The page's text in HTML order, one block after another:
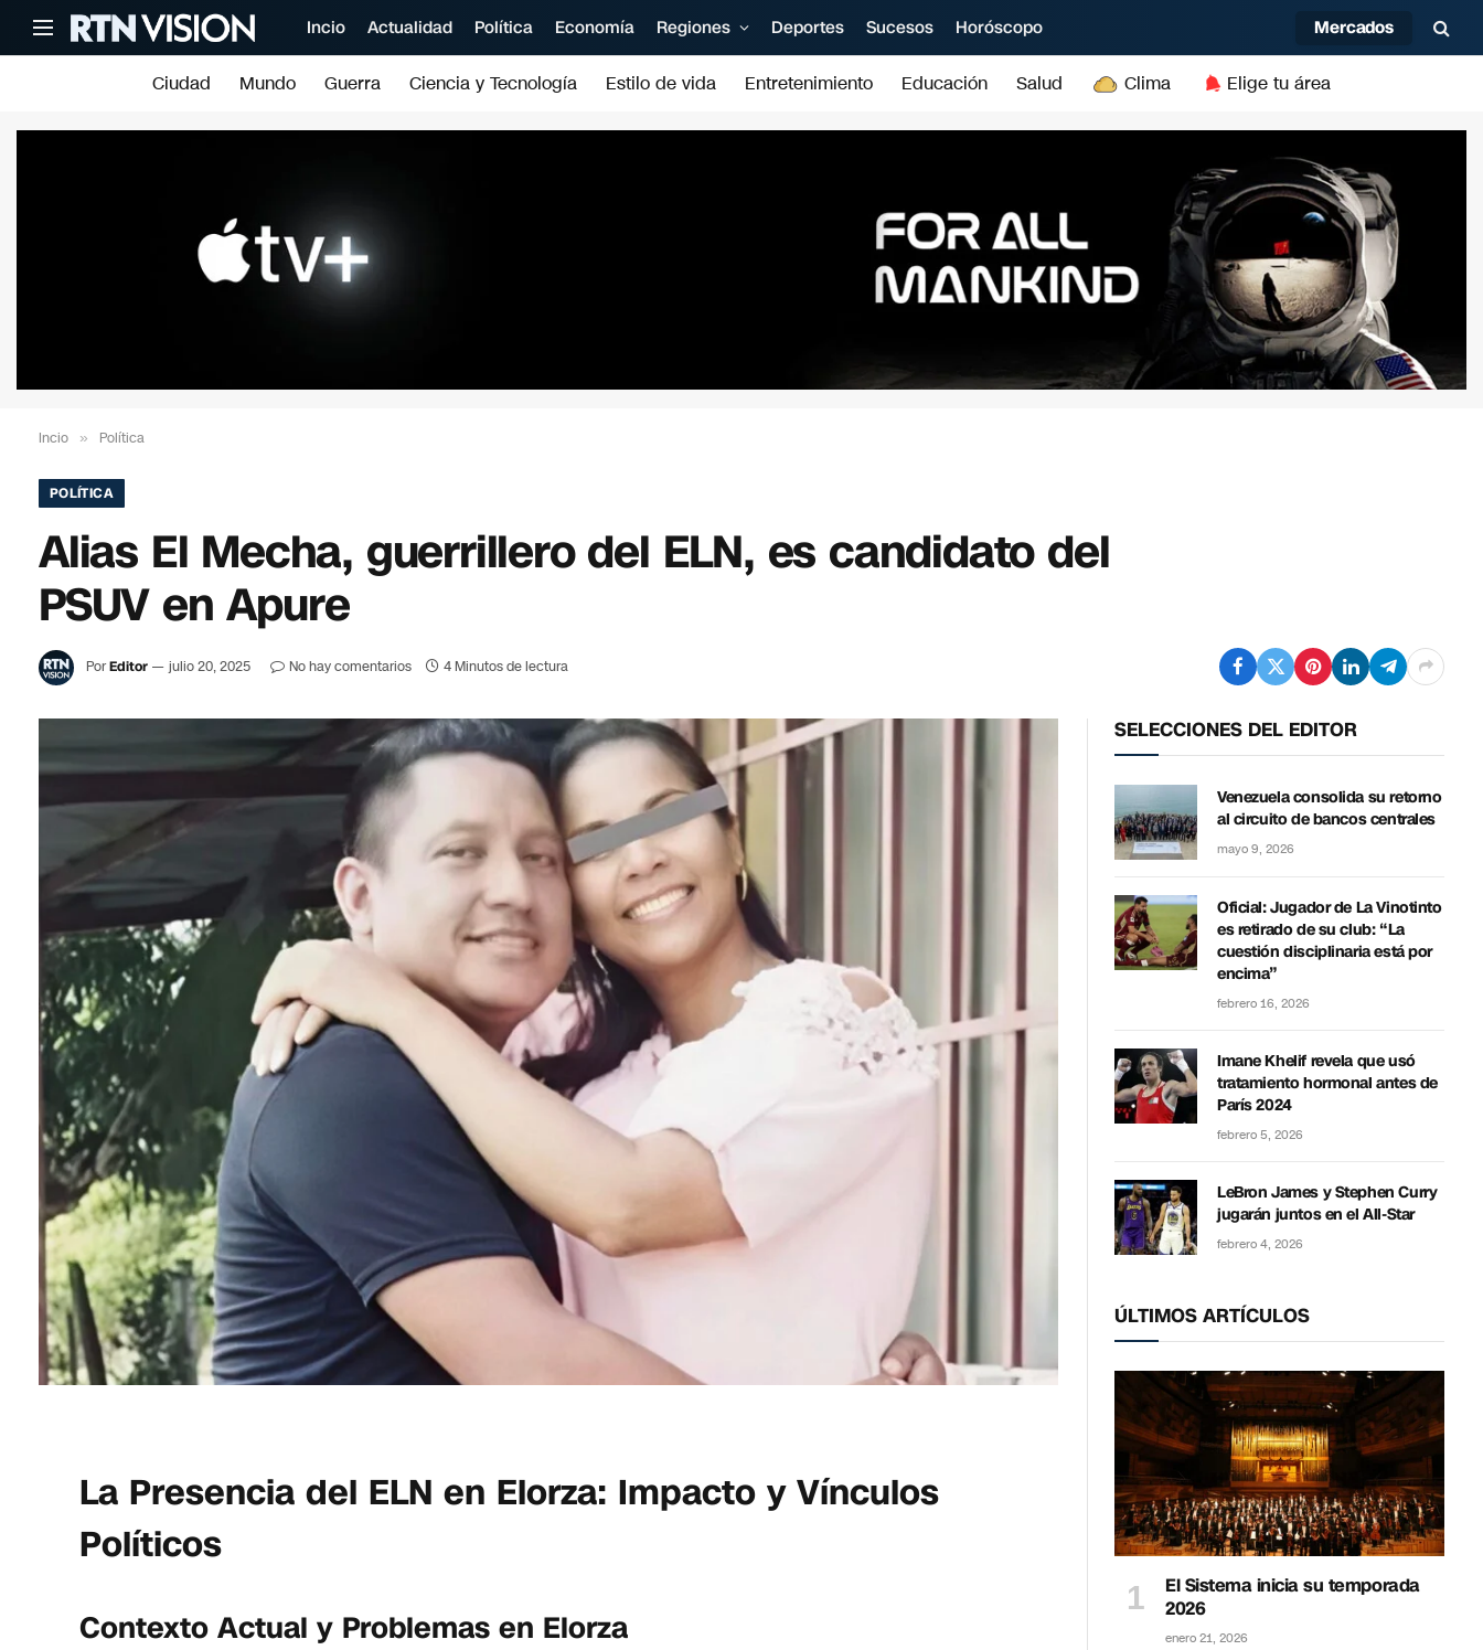
Incio Actualidad Política Economía Regiones Deportes Sucesos Horóscopo Mercados
Ciudad Mundo Guerra Ciencia y Tecnología Estilo de vida Entretenimiento Educación Salud Clima Elige tu área
Incio » Política
POLÍTICA
Alias El Mecha, guerrillero del ELN, es candidato del
PSUV en Apure
PorEditor julio 20, 2025 No hay comentarios 4 Minutos de lectura
La Presencia del ELN en Elorza: Impacto y Vínculos
Políticos
Contexto Actual y Problemas en Elorza
SELECCIONES DEL EDITOR
Venezuela consolida su retorno
al circuito de bancos centrales
mayo 9, 2026
Oficial: Jugador de La Vinotinto
es retirado de su club: “La
cuestión disciplinaria está por
encima”
febrero 16, 2026
Imane Khelif revela que usó
tratamiento hormonal antes de
París 2024
febrero 5, 2026
LeBron James y Stephen Curry
jugarán juntos en el All-Star
febrero 4, 2026
ÚLTIMOS ARTÍCULOS
El Sistema inicia su temporada
2026
enero 21, 2026